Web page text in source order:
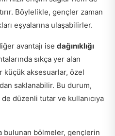
Böylelikle, gençler zaman
eşyalarına ulaşabilirler.
avantajı ise dağınıklığı
sıkça yer alan
küçük aksesuarlar, özel
saklanabilir. Bu durum,
düzenli tutar ve kullanıcıya
bulunan bölmeler, gençlerin